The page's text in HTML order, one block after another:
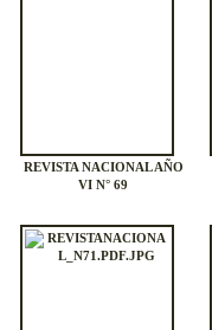
REVISTA NACIONAL AÑO
VI N° 69